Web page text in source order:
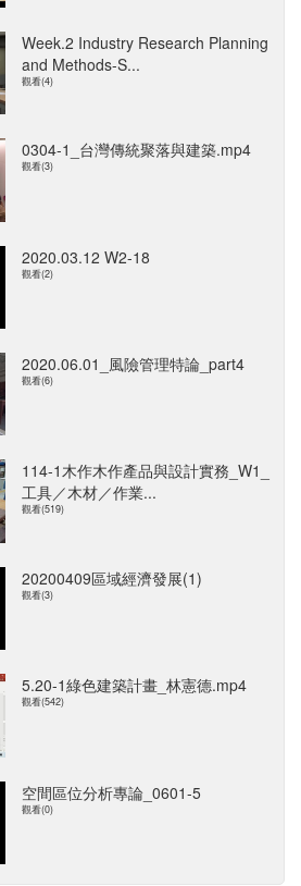
Week.2 Industry Research Planning
and Methods-S...
觀看(4)
0304-1_台灣傳統聚落與建築.mp4
觀看(3)
2020.03.12 W2-18
觀看(2)
2020.06.01_風險管理特論_part4
觀看(6)
114-1木作木作產品與設計實務_W1_
工具／木材／作業...
觀看(519)
20200409區域經濟發展(1)
觀看(3)
5.20-1綠色建築計畫_林憲德.mp4
觀看(542)
空間區位分析專論_0601-5
觀看(0)